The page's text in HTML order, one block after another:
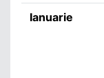
Ianuarie